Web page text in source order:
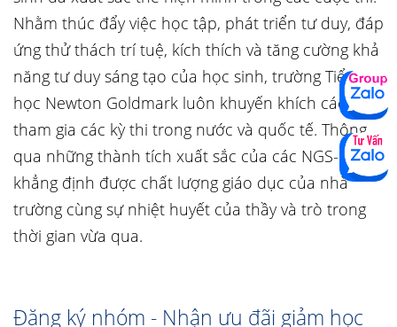
Nhằm thúc đẩy việc học tập, phát triển tư duy, đáp
ứng thử thách trí tuệ, kích thích và tăng cường khả
năng tư duy sáng tạo của học sinh, trường Tiểu
học Newton Goldmark luôn khuyến khích các con
tham gia các kỳ thi trong nước và quốc tế. Thông
qua những thành tích xuất sắc của các NGS-er đã
khẳng định được chất lượng giáo dục của nhà
trường cùng sự nhiệt huyết của thầy và trò trong
thời gian vừa qua.
Đăng ký nhóm - Nhận ưu đãi giảm học